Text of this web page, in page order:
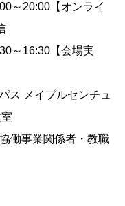
～20:00【オンライ
16:30【会場実
ス メイプルセンチュ
働事業関係者・教職